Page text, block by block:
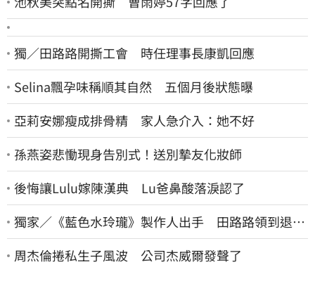
獨／田路路開撕工會 時任理事長康凱回應
Selina飄孕味稱順其自然 五個月後狀態曝
亞莉安娜瘦成排骨精 家人急介入：她不好
孫燕姿悲慟現身告別式！送別摯友化妝師
後悔讓Lulu嫁陳漢典 Lu爸鼻酸落淚認了
獨家／《藍色水玲瓏》製作人出手 田路路領到退休
金！隱忍6年吐內幕
周杰倫捲私生子風波 公司杰威爾發聲了